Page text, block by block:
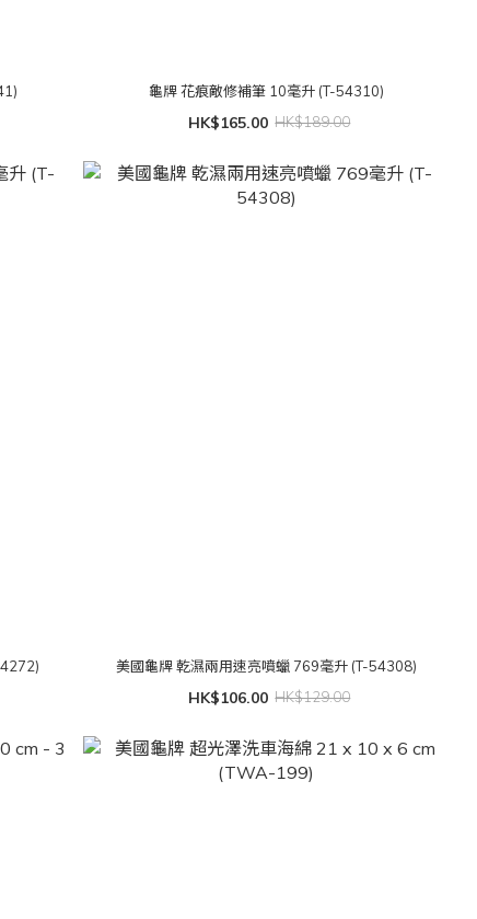
龜牌 花痕敵修補筆 10毫升 (T-54310)
HK$165.00 HK$189.00
美國龜牌 乾濕兩用速亮噴蠟 769毫升 (T-54308)
HK$106.00 HK$129.00